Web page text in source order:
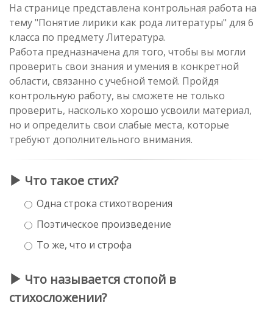
На странице представлена контрольная работа на
тему "Понятие лирики как рода литературы" для 6
класса по предмету Литература.
Работа предназначена для того, чтобы вы могли
проверить свои знания и умения в конкретной
области, связанно с учебной темой. Пройдя
контрольную работу, вы сможете не только
проверить, насколько хорошо усвоили материал,
но и определить свои слабые места, которые
требуют дополнительного внимания.
Что такое стих?
Одна строка стихотворения
Поэтическое произведение
То же, что и строфа
Что называется стопой в
стихосложении?